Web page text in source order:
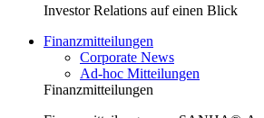
Investor Relations auf einen Blick
Finanzmitteilungen
Corporate News
Ad-hoc Mitteilungen
Finanzmitteilungen